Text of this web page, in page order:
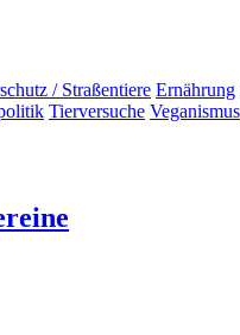
/ Straßentiere Ernährung
Tierversuche Veganismus